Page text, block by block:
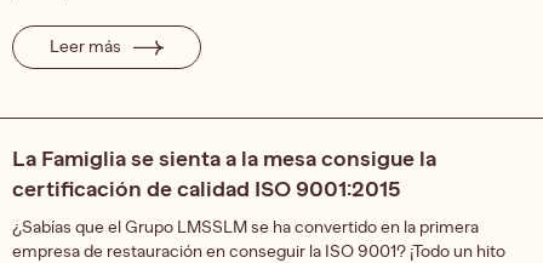
Leer más
La Famiglia se sienta a la mesa consigue la
certificación de calidad ISO 9001:2015
¿Sabías que el Grupo LMSSLM se ha convertido en la primera
empresa de restauración en conseguir la ISO 9001? ¡Todo un hito